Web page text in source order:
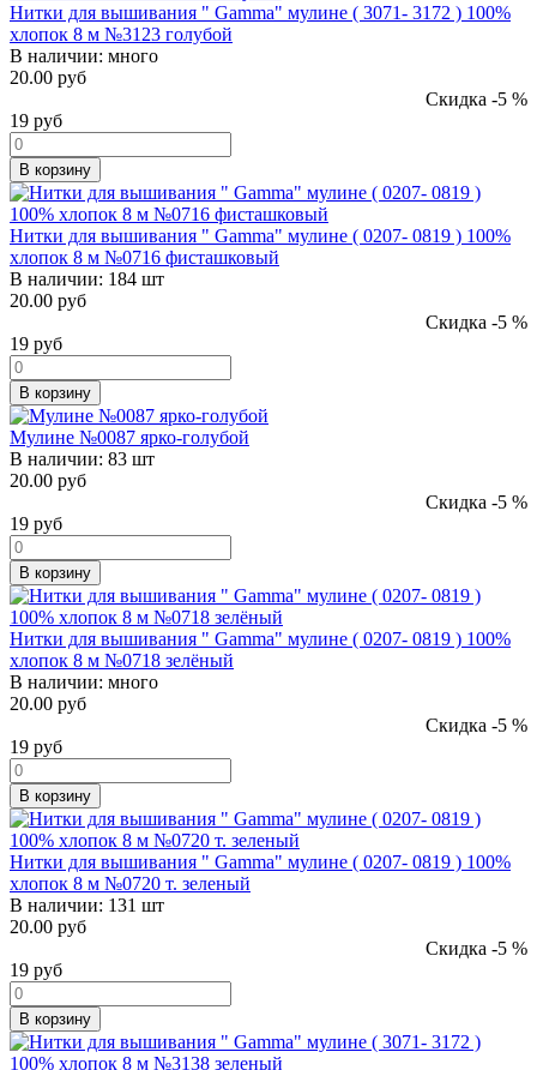
Нитки для вышивания " Gamma" мулине ( 3071- 3172 ) 100%
хлопок 8 м №3123 голубой
В наличии: много
20.00 руб
Скидка -5 %
19 руб
В корзину
Нитки для вышивания " Gamma" мулине ( 0207- 0819 ) 100%
хлопок 8 м №0716 фисташковый
В наличии: 184 шт
20.00 руб
Скидка -5 %
19 руб
В корзину
Мулине №0087 ярко-голубой
В наличии: 83 шт
20.00 руб
Скидка -5 %
19 руб
В корзину
Нитки для вышивания " Gamma" мулине ( 0207- 0819 ) 100%
хлопок 8 м №0718 зелёный
В наличии: много
20.00 руб
Скидка -5 %
19 руб
В корзину
Нитки для вышивания " Gamma" мулине ( 0207- 0819 ) 100%
хлопок 8 м №0720 т. зеленый
В наличии: 131 шт
20.00 руб
Скидка -5 %
19 руб
В корзину